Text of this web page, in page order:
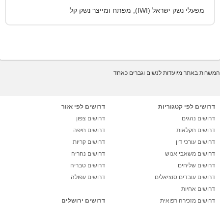
מפעלי נשק ישראל (IWI), מפתח ומייצר נשק קל
המשרות באתר מיועדות לנשים וגברים כאחד
דרושים לפי קטגוריות
דרושים נהגים
דרושים חקלאות
דרושים עורכי דין
דרושים משאבי אנוש
דרושים שליחים
דרושים עובדים סוציאלים
דרושים אחיות
דרושים מזכירה רפואית
דרושים לפי אזור
דרושים צפון
דרושים חיפה
דרושים קריות
דרושים נהריה
דרושים טבריה
דרושים עפולה
דרושים ירושלים